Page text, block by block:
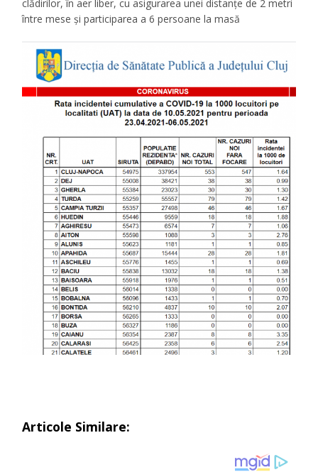
clădirilor, în aer liber, cu asigurarea unei distanțe de 2 metri
între mese și participarea a 6 persoane la masă
Articole Similare: